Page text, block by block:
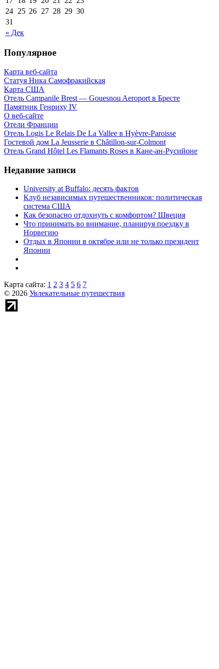
« Дек
24 25 26 27 28 29 30
31
Популярное
Карта веб-сайта
Статуя Ника Самофракийская
Карта США
Отель Campanile Brest — Gouesnou Aeroport в Бресте
Памятник Генриху IV
О веб-сайте
Отели Франции
Отель Logis Le Relais De La Vallee в Hyèvre-Paroisse
Гостевой дом La Jeusserie в Châtillon-sur-Colmont
Отель Grand Hôtel Les Flamants Roses в Кане-ан-Русийоне
Недавние записи
University at Buffalo: десять фактов
Клуб независимых путешественников: политическая
система США
Как безопасно отдохнуть с комфортом? Швеция
Что принимать во внимание, планируя поездку в
Норвегию
Отдых в Японии в октябре или не только президент
Японии
Карта сайта: 1 2 3 4 5 6 7
© 2026 Увлекательные путешествия